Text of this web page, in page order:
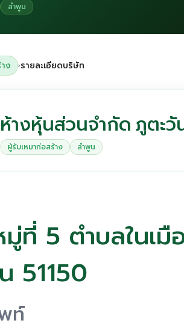
ลำพูน
ง ›รายละเอียดบริษัท
ห้างหุ้นส่วนจำกัด ภูตะวั
ผู้รับเหมาก่อสร้าง ลำพูน
ที่ 5 ตำบลในเมื
51150
ท์